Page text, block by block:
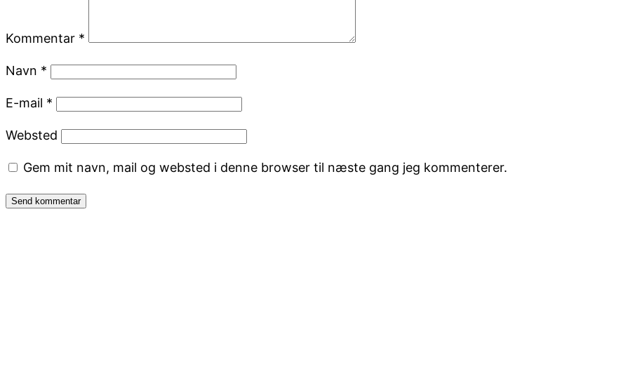
Kommentar *
Navn *
E-mail *
Websted
Gem mit navn, mail og websted i denne browser til næste gang jeg kommenterer.